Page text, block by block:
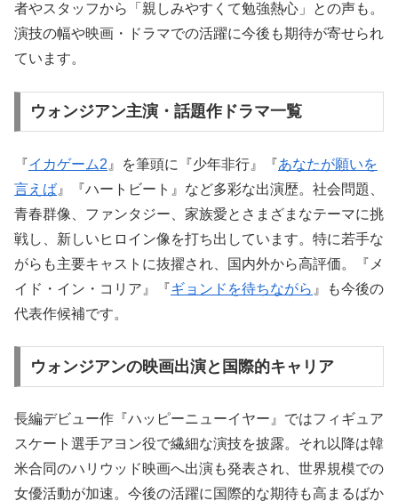
者やスタッフから「親しみやすくて勉強熱心」との声も。
演技の幅や映画・ドラマでの活躍に今後も期待が寄せられ
ています。
ウォンジアン主演・話題作ドラマ一覧
『イカゲーム2 』を筆頭に『少年非行』『あなたが願いを
言えば 』『ハートビート』など多彩な出演歴。社会問題、
青春群像、ファンタジー、家族愛とさまざまなテーマに挑
戦し、新しいヒロイン像を打ち出しています。特に若手な
がらも主要キャストに抜擢され、国内外から高評価。『メ
イド・イン・コリア』『ギョンドを待ちながら 』も今後の
代表作候補です。
ウォンジアンの映画出演と国際的キャリア
長編デビュー作『ハッピーニューイヤー』ではフィギュア
スケート選手アヨン役で繊細な演技を披露。それ以降は韓
米合同のハリウッド映画へ出演も発表され、世界規模での
女優活動が加速。今後の活躍に国際的な期待も高まるばか